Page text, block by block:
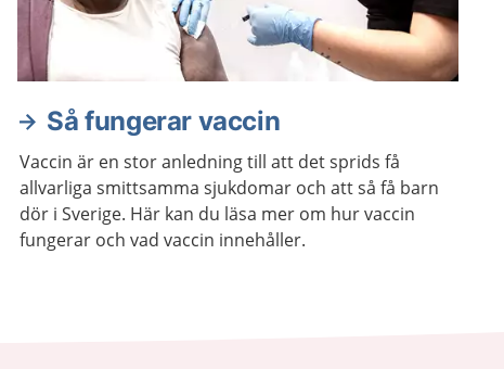
Så fungerar vaccin
Vaccin är en stor anledning till att det sprids få
allvarliga smittsamma sjukdomar och att så få barn
dör i Sverige. Här kan du läsa mer om hur vaccin
fungerar och vad vaccin innehåller.